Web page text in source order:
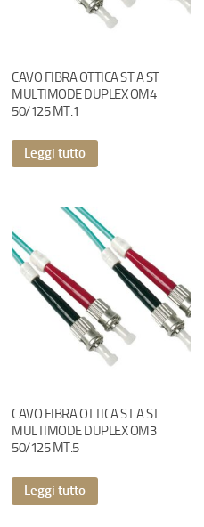
CAVO FIBRA OTTICA ST A ST
MULTIMODE DUPLEX OM4
50/125 MT.1
Leggi tutto
CAVO FIBRA OTTICA ST A ST
MULTIMODE DUPLEX OM3
50/125 MT.5
Leggi tutto